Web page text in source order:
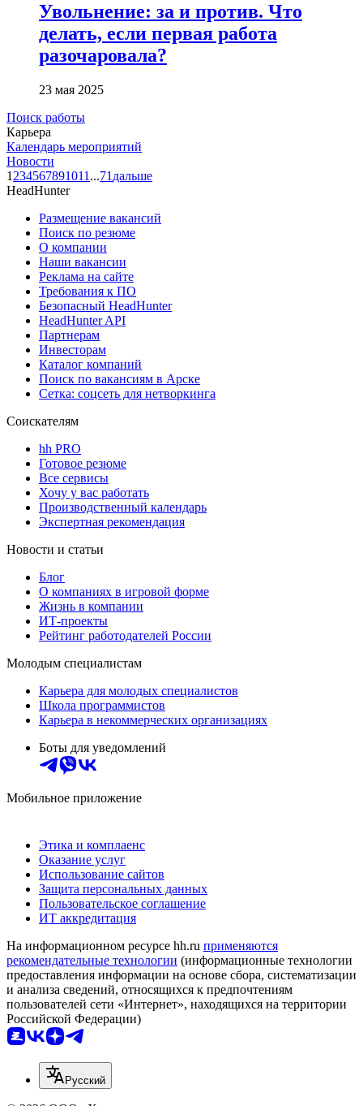
Увольнение: за и против. Что
делать, если первая работа
разочаровала?
23 мая 2025
Поиск работы
Карьера
Календарь мероприятий
Новости
1 234567891011 ...71 дальше
HeadHunter
Размещение вакансий
Поиск по резюме
О компании
Наши вакансии
Реклама на сайте
Требования к ПО
Безопасный HeadHunter
HeadHunter API
Партнерам
Инвесторам
Каталог компаний
Поиск по вакансиям в Арске
Сетка: соцсеть для нетворкинга
Соискателям
hh PRO
Готовое резюме
Все сервисы
Хочу у вас работать
Производственный календарь
Экспертная рекомендация
Новости и статьи
Блог
О компаниях в игровой форме
Жизнь в компании
ИТ-проекты
Рейтинг работодателей России
Молодым специалистам
Карьера для молодых специалистов
Школа программистов
Карьера в некоммерческих организациях
Боты для уведомлений
Мобильное приложение
Этика и комплаенс
Оказание услуг
Использование сайтов
Защита персональных данных
Пользовательское соглашение
ИТ аккредитация
На информационном ресурсе hh.ru применяются
рекомендательные технологии (информационные технологии
предоставления информации на основе сбора, систематизации
и анализа сведений, относящихся к предпочтениям
пользователей сети «Интернет», находящихся на территории
Российской Федерации)
Русский